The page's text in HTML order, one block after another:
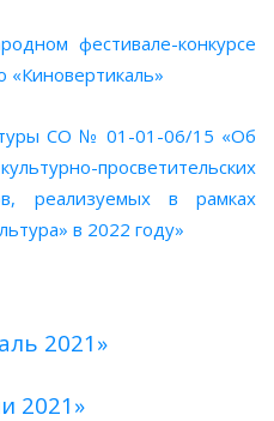
фестивале-конкурсе
«Киновертикаль»
СО № 01-01-06/15 «Об
просветительских
реализуемых в рамках
в 2022 году»
2021»
2021»